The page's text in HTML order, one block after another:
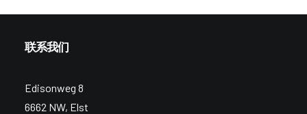
联系我们
Edisonweg 8
6662 NW, Elst